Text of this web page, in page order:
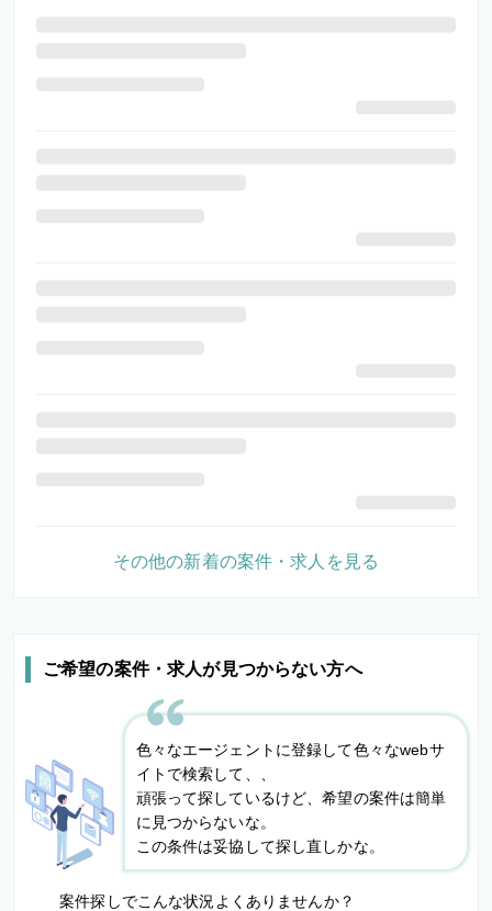
ご希望の案件・求人が見つからない方へ
色々なエージェントに登録して色々なwebサ
イトで検索して、、
頑張って探しているけど、希望の案件は簡単
に見つからないな。
この条件は妥協して探し直しかな。
案件探しでこんな状況よくありませんか？
その他の新着の案件・求人を見る